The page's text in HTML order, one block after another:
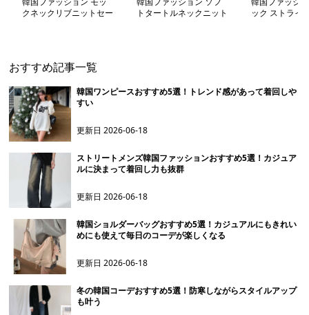
クネックリブニットセー
トタートルネックニット
ック ストライ
おすすめ記事一覧
韓国ワンピースおすすめ5選！トレンド感があって着回しや
すい
更新日2026-06-18
ストリートメンズ韓国ファッションおすすめ5選！カジュア
ルに決まって着回し力も抜群
更新日2026-06-18
韓国ショルダーバッグおすすめ5選！カジュアルにもきれい
めにも使えて毎日のコーデが楽しくなる
更新日2026-06-18
冬の韓国コーデおすすめ5選！防寒しながらスタイルアップ
も叶う